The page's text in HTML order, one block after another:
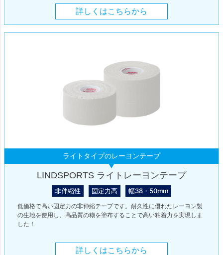
詳しくはこちらから
ライトタイプのレーヨンテープ
LINDSPORTS ライトレーヨンテープ
非伸縮性 固定力高 幅38・50mm
低価格で高い固定力の非伸縮テープです。耐久性に優れたレーヨン製
の生地を使用し、高品質の糊を塗布することで高い粘着力を実現しま
した！
詳しくはこちらから